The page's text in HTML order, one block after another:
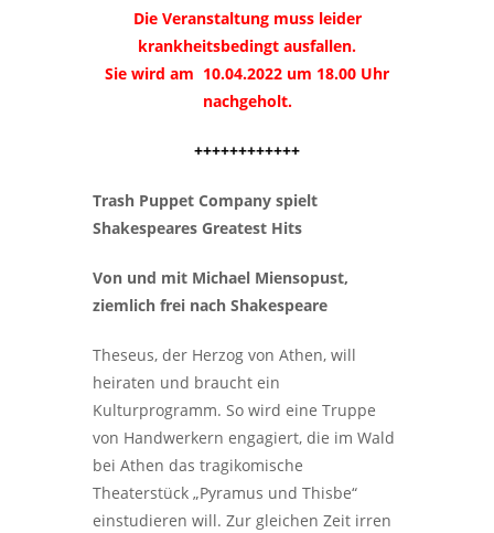
Die Veranstaltung muss leider
krankheitsbedingt ausfallen.
Sie wird am 10.04.2022 um 18.00 Uhr
nachgeholt.
++++++++++++
Trash Puppet Company spielt
Shakespeares Greatest Hits
Von und mit Michael Miensopust,
ziemlich frei nach Shakespeare
Theseus, der Herzog von Athen, will
heiraten und braucht ein
Kulturprogramm. So wird eine Truppe
von Handwerkern engagiert, die im Wald
bei Athen das tragikomische
Theaterstück „Pyramus und Thisbe“
einstudieren will. Zur gleichen Zeit irren